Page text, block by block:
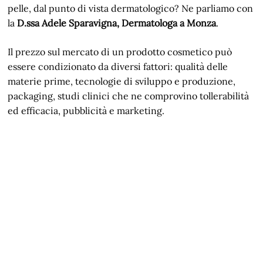
pelle, dal punto di vista dermatologico? Ne parliamo con
laD.ssa Adele Sparavigna, Dermatologa a Monza.
Il prezzo sul mercato di un prodotto cosmetico può
essere condizionato da diversi fattori: qualità delle
materie prime, tecnologie di sviluppo e produzione,
packaging, studi clinici che ne comprovino tollerabilità
ed efficacia, pubblicità e marketing.